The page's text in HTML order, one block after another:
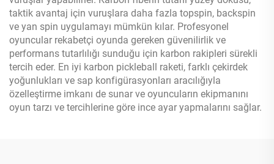
taktik avantaj için vuruşlara daha fazla topspin, backspin
ve yan spin uygulamayı mümkün kılar. Profesyonel
oyuncular rekabetçi oyunda gereken güvenilirlik ve
performans tutarlılığı sunduğu için karbon rakipleri sürekli
tercih eder. En iyi karbon pickleball raketi, farklı çekirdek
yoğunlukları ve sap konfigürasyonları aracılığıyla
özelleştirme imkanı de sunar ve oyuncuların ekipmanını
oyun tarzı ve tercihlerine göre ince ayar yapmalarını sağlar.